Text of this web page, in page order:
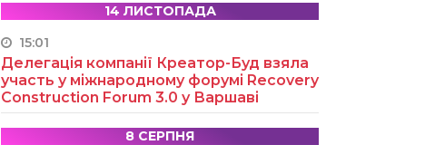
14 ЛИСТОПАДА
15:01
Делегація компанії Креатор-Буд взяла
участь у міжнародному форумі Recovery
Construction Forum 3.0 у Варшаві
8 СЕРПНЯ